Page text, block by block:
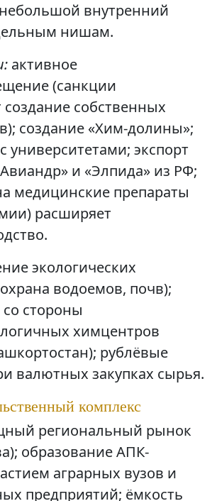
внутренний
нишам.
активное
(санкции
собственных
создание «Хим-долины»;
университетами; экспорт
и «Элпида» из РФ;
медицинские препараты
расширяет
экологических
водоемов, почв);
стороны
химцентров
рублёвые
валютных закупках сырья.
комплекс
региональный рынок
образование АПК-
аграрных вузов и
предприятий; ёмкость